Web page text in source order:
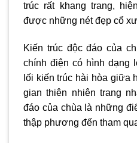
trúc rất khang trang,
được những nét đẹp cổ
Kiến trúc độc đáo của
chính điện có hình dạng
lối kiến trúc hài hòa giữa
gian thiên nhiên trang
đáo của chùa là những
thập phương đến tham